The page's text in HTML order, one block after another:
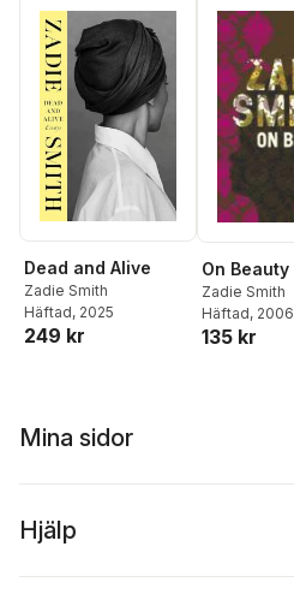
Dead and Alive
Zadie Smith
Häftad, 2025
249 kr
On Beauty
Zadie Smith
Häftad, 2006
135 kr
Mina sidor
Hjälp